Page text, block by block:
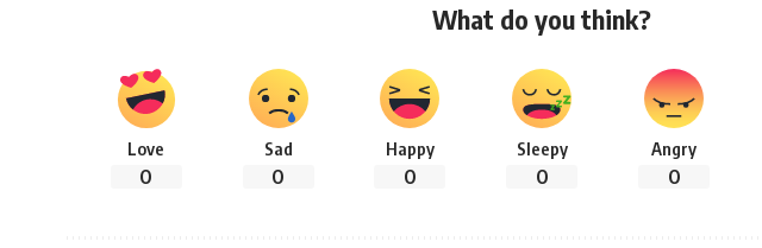
What do you think?
Love
0
Sad
0
Happy
0
Sleepy
0
Angry
0